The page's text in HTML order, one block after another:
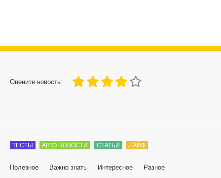
Оцените новость:
80
1 3 4 5
ТЕСТЫ АВТО НОВОСТИ СТАТЬИ ЛАЙФ
Полезное Важно знать Интересное
Разное